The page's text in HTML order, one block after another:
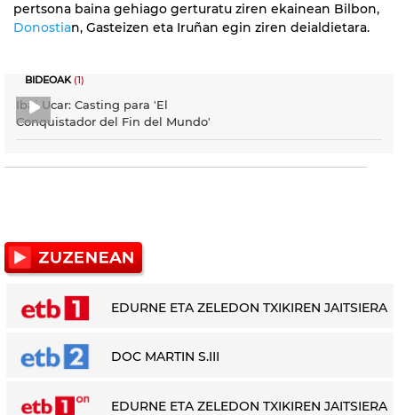
pertsona baina gehiago gerturatu ziren ekainean Bilbon,
Donostian, Gasteizen eta Iruñan egin ziren deialdietara.
BIDEOAK(1)
Ibai Ucar: Casting para 'El
Conquistador del Fin del Mundo'
EDURNE ETA ZELEDON TXIKIREN JAITSIERA
DOC MARTIN S.III
EDURNE ETA ZELEDON TXIKIREN JAITSIERA